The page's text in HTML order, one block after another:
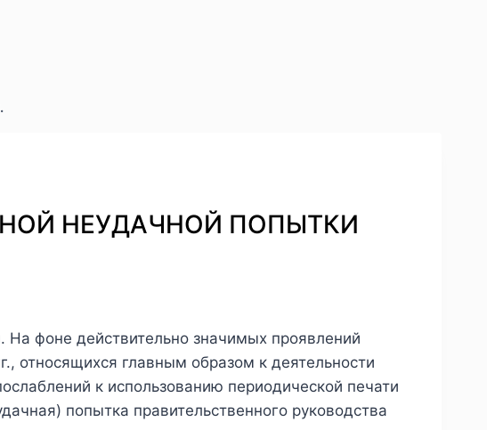
НЕУДАЧНОЙ ПОПЫТКИ
фоне действительно значимых проявлений
относящихся главным образом к деятельности
к использованию периодической печати
попытка правительственного руководства